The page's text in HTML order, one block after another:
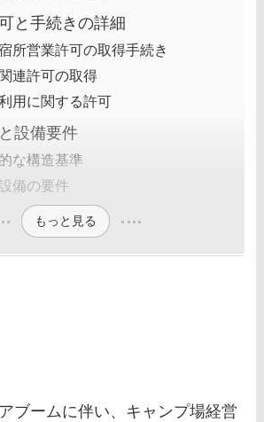
と手続きの詳細
所営業許可の取得手続き
連許可の取得
用に関する許可
設備要件
な構造基準
備の要件
もっと見る
ブームに伴い、キャンプ場経営